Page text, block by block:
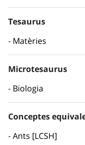
Tesaurus
Matèries
Microtesaurus
Biologia
Conceptes
Ants [LCSH]